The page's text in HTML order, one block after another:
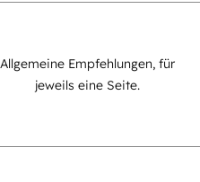
Allgemeine Empfehlungen, für
jeweils eine Seite.